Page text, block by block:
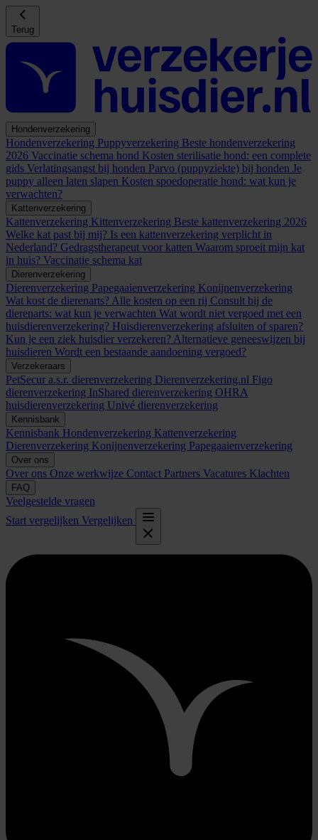
Terug
Hondenverzekering
Hondenverzekering Puppyverzekering Beste hondenverzekering
2026 Vaccinatie schema hond Kosten sterilisatie hond: een complete
gids Verlatingsangst bij honden Parvo (puppyziekte) bij honden Je
puppy alleen laten slapen Kosten spoedoperatie hond: wat kun je
verwachten?
Kattenverzekering
Kattenverzekering Kittenverzekering Beste kattenverzekering 2026
Welke kat past bij mij? Is een kattenverzekering verplicht in
Nederland? Gedragstherapeut voor katten Waarom sproeit mijn kat
in huis? Vaccinatie schema kat
Dierenverzekering
Dierenverzekering Papegaaienverzekering Konijnenverzekering
Wat kost de dierenarts? Alle kosten op een rij Consult bij de
dierenarts: wat kun je verwachten Wat wordt niet vergoed met een
huisdierenverzekering? Huisdierenverzekering afsluiten of sparen?
Kun je een ziek huisdier verzekeren? Alternatieve geneeswijzen bij
huisdieren Wordt een bestaande aandoening vergoed?
Verzekeraars
PetSecur a.s.r. dierenverzekering Dierenverzekering.nl Figo
dierenverzekering InShared dierenverzekering OHRA
huisdierenverzekering Univé dierenverzekering
Kennisbank
Kennisbank Hondenverzekering Kattenverzekering
Dierenverzekering Konijnenverzekering Papegaaienverzekering
Over ons
Over ons Onze werkwijze Contact Partners Vacatures Klachten
FAQ
Veelgestelde vragen
Start vergelijken Vergelijken